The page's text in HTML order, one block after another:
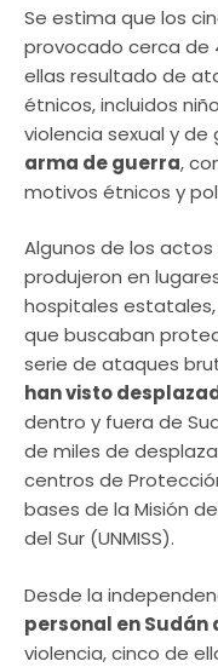
Se estima que los
provocado cerca de
ellas resultado de
étnicos, incluidos
violencia sexual y
arma de guerra,
motivos étnicos y
Algunos de los
produjeron en
hospitales
que buscaban
serie de ataques
han visto
dentro y fuera de
de miles de
centros de
bases de la Misión
del Sur (UNMISS).
Desde la
personal en Sudán
violencia, cinco de